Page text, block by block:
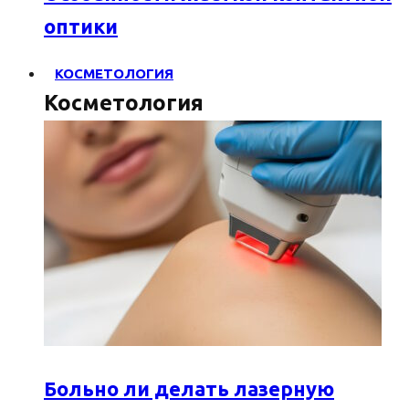
оптики
КОСМЕТОЛОГИЯ
Косметология
Больно ли делать лазерную